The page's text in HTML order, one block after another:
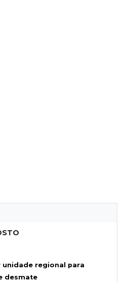
unidade regional para
desmate